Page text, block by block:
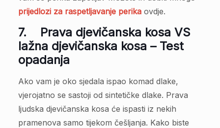
prijedlozi za raspetljavanje perikaovdje.
7. Prava djevičanska kosa VS
lažna djevičanska kosa – Test
opadanja
Ako vam je oko sjedala ispao komad dlake,
vjerojatno se sastoji od sintetičke dlake. Prava
ljudska djevičanska kosa će ispasti iz nekih
pramenova samo tijekom češljanja. Kako biste